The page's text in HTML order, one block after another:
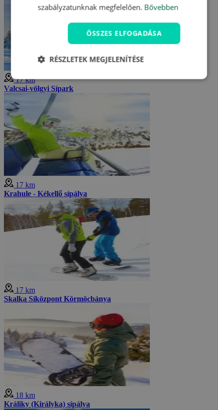
17 km
Valcsai-völgyi Sípark
17 km
Krahule - Kékellő sípálya
17 km
Skalka Síközpont Körmöcbánya
18 km
Králiky (Királyka) sípálya
szabályzatunknak megfelelően. Bővebben
ÖSSZES ELFOGADÁSA
RÉSZLETEK MEGJELENÍTÉSE